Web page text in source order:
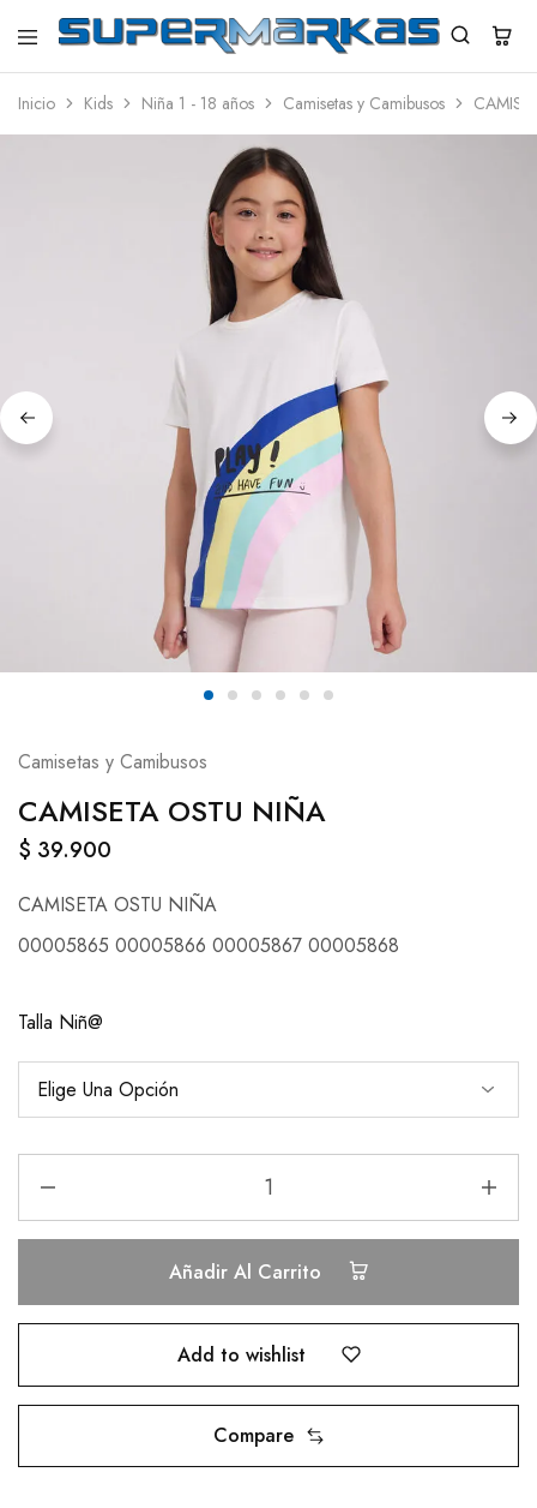
SuperMarkas
Ropa
con
Inicio Kids Niña 1 - 18 años Camisetas y Camibusos
Camisetas y Camibusos
CAMISETA OSTU NIÑA
$ 39.900
CAMISETA OSTU NIÑA
00005865 00005866 00005867 00005868
Talla Niñ@
Añadir Al Carrito
Add to wishlist
Compare